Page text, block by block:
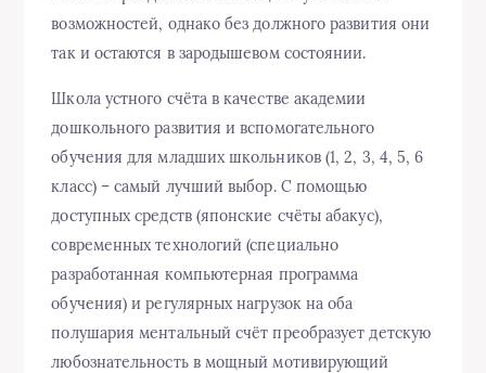
возможностей, однако без должного развития они
так и остаются в зародышевом состоянии.
Школа устного счёта в качестве академии
дошкольного развития и вспомогательного
обучения для младших школьников (1, 2, 3, 4, 5, 6
класс) – самый лучший выбор. С помощью
доступных средств (японские счёты абакус),
современных технологий (специально
разработанная компьютерная программа
обучения) и регулярных нагрузок на оба
полушария ментальный счёт преобразует детскую
любознательность в мощный мотивирующий